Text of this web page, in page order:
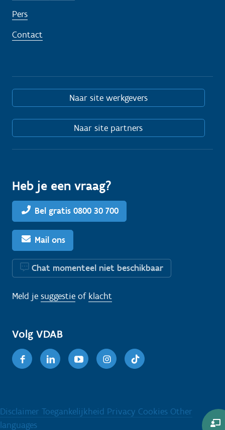
Pers
Contact
Naar site werkgevers
Naar site partners
Heb je een vraag?
Bel gratis 0800 30 700
Mail ons
Chat momenteel niet beschikbaar
Meld je suggestie of klacht
Volg VDAB
FacebookLinkedinYoutubeInstagram
Disclaimer Toegankelijkheid Privacy Cookies Other
languages